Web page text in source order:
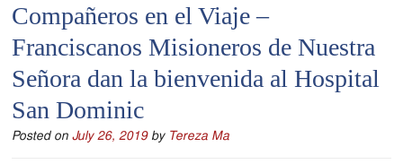
Serving
Catholics
of
the
Diocese
Compañeros en el Viaje –
Franciscanos Misioneros de Nuestra
Señora dan la bienvenida al Hospital
San Dominic
Posted onJuly 26, 2019 by Tereza Ma